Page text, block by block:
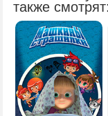
также смотрят: